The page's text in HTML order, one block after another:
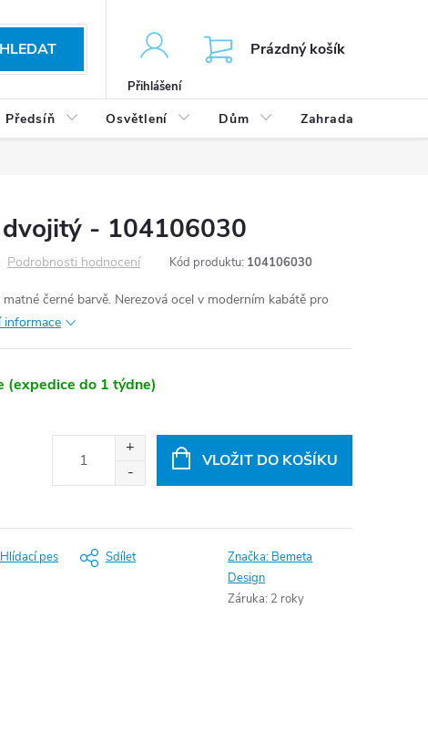
HLEDAT
Přihlášení
Prázdný košík
Předsíň Osvětlení Dům Zahrada
dvojitý - 104106030
Podrobnosti hodnocení Kód produktu: 104106030
černé barvě. Nerezová ocel v moderním kabátě pro
informace
(expedice do 1 týdne)
VLOŽIT DO KOŠÍKU
Hlídací pes Sdílet Značka: Bemeta
Design
Záruka: 2 roky